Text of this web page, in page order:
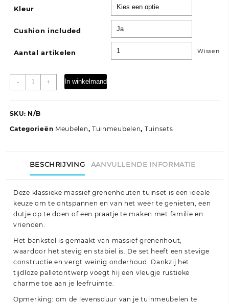
Kleur
Cushion included
Aantal artikelen Wissen
-
delige
massief
aantal
+ In winkelmand
SKU: N/B
Categorieën Meubelen, Tuinmeubelen, Tuinsets
BESCHRIJVING AANVULLENDE INFORMATIE
Deze klassieke massief grenenhouten tuinset is een ideale
keuze om te ontspannen en van het weer te genieten, een
dutje op te doen of een praatje te maken met familie en
vrienden.
Het bankstel is gemaakt van massief grenenhout,
waardoor het stevig en stabiel is. De set heeft een stevige
constructie en vergt weinig onderhoud. Dankzij het
tijdloze palletontwerp voegt hij een vleugje rustieke
charme toe aan je leefruimte.
Opmerking: om de levensduur van je tuinmeubelen te